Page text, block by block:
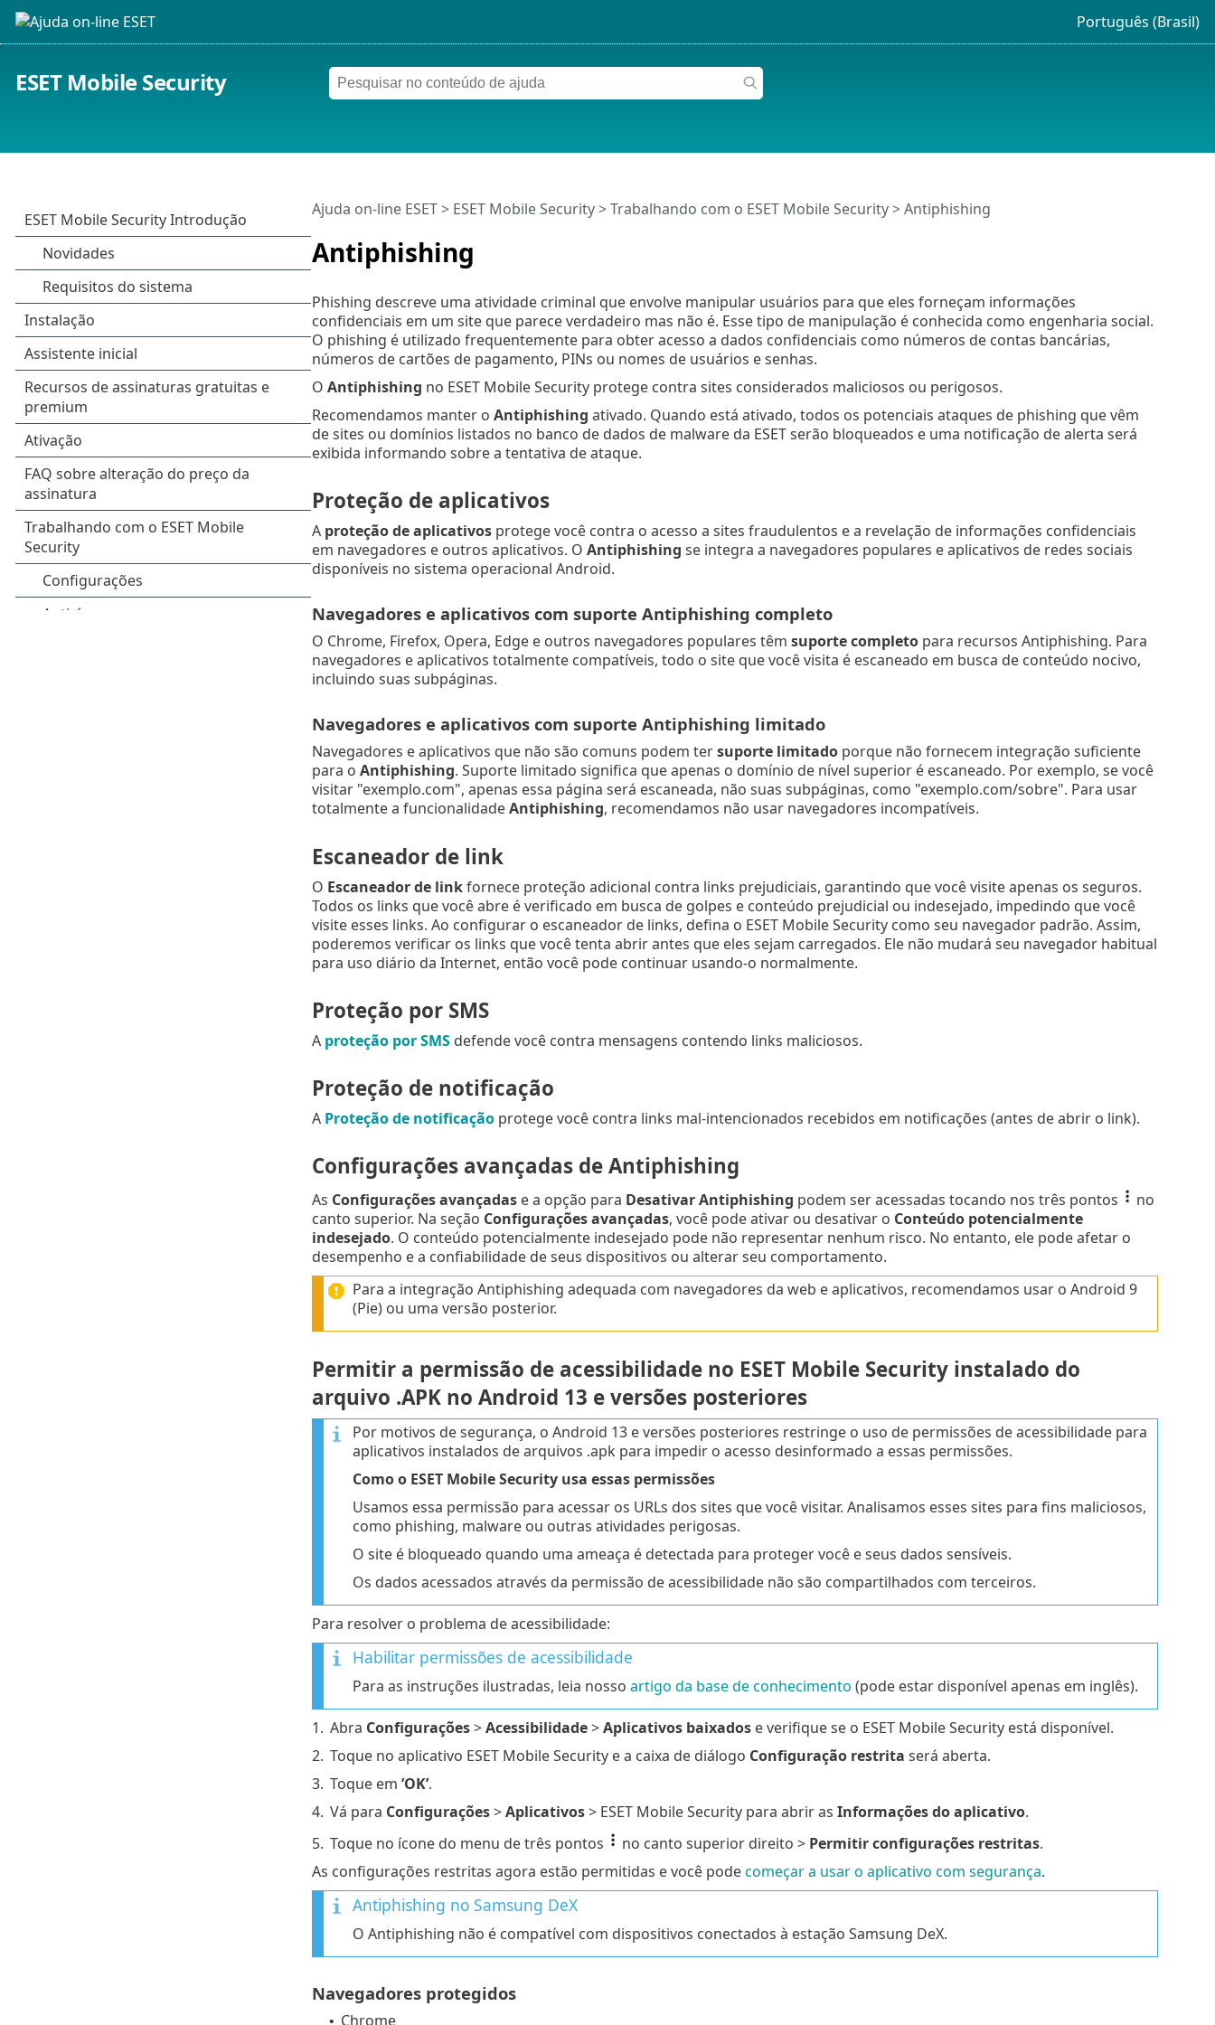
Português (Brasil)
ESET Mobile Security
Antiphishing
Ajuda on-line ESET> ESET Mobile Security>Trabalhando com o ESET Mobile Security > Antiphishing
Phishing descreve uma atividade criminal que envolve manipular usuários para que eles forneçam informações
confidenciais em um site que parece verdadeiro mas não é. Esse tipo de manipulação é conhecida como engenharia social.
O phishing é utilizado frequentemente para obter acesso a dados confidenciais como números de contas bancárias,
números de cartões de pagamento, PINs ou nomes de usuários e senhas.
O Antiphishing no ESET Mobile Security protege contra sites considerados maliciosos ou perigosos.
Recomendamos manter o Antiphishing ativado. Quando está ativado, todos os potenciais ataques de phishing que vêm
de sites ou domínios listados no banco de dados de malware da ESET serão bloqueados e uma notificação de alerta será
exibida informando sobre a tentativa de ataque.
Proteção de aplicativos
A proteção de aplicativosprotege você contra o acesso a sites fraudulentos e a revelação de informações confidenciais
em navegadores e outros aplicativos. O Antiphishing se integra a navegadores populares e aplicativos de redes sociais
disponíveis no sistema operacional Android.
Navegadores e aplicativos com suporte Antiphishing completo
O Chrome, Firefox, Opera, Edge e outros navegadores populares têm suporte completopara recursos Antiphishing. Para
navegadores e aplicativos totalmente compatíveis, todo o site que você visita é escaneado em busca de conteúdo nocivo,
incluindo suas subpáginas.
Navegadores e aplicativos com suporte Antiphishing limitado
Navegadores e aplicativos que não são comuns podem tersuporte limitadoporque não fornecem integração suficiente
para o Antiphishing. Suporte limitado significa que apenas o domínio de nível superior é escaneado. Por exemplo, se você
visitar "exemplo.com", apenas essa página será escaneada, não suas subpáginas, como "exemplo.com/sobre". Para usar
totalmente a funcionalidadeAntiphishing, recomendamos não usar navegadores incompatíveis.
Escaneador de link
O Escaneador de linkfornece proteção adicional contra links prejudiciais, garantindo que você visite apenas os seguros.
Todos os links que você abre é verificado em busca de golpes e conteúdo prejudicial ou indesejado, impedindo que você
visite esses links. Ao configurar o escaneador de links, defina o ESET Mobile Security como seu navegador padrão. Assim,
poderemos verificar os links que você tenta abrir antes que eles sejam carregados. Ele não mudará seu navegador habitual
para uso diário da Internet, então você pode continuar usando-o normalmente.
Proteção por SMS
A proteção por SMSdefende você contra mensagens contendo links maliciosos.
Proteção de notificação
A Proteção de notificaçãoprotege você contra links mal-intencionados recebidos em notificações (antes de abrir o link).
Configurações avançadas de Antiphishing
As Configurações avançadase a opção para Desativar Antiphishing podem ser acessadas tocando nos três pontos
no
canto superior. Na seção Configurações avançadas, você pode ativar ou desativar o Conteúdo potencialmente
indesejado. O conteúdo potencialmente indesejado pode não representar nenhum risco. No entanto, ele pode afetar o
desempenho e a confiabilidade de seus dispositivos ou alterar seu comportamento.
Para a integração Antiphishing adequada com navegadores da web e aplicativos, recomendamos usar o Android 9
(Pie) ou uma versão posterior.
Permitir a permissão de acessibilidade no ESET Mobile Security instalado do
arquivo .APK no Android 13 e versões posteriores
Por motivos de segurança, o Android 13 e versões posteriores restringe o uso de permissões de acessibilidade para
aplicativos instalados de arquivos .apk para impedir o acesso desinformado a essas permissões.
Como o ESET Mobile Security usa essas permissões
Usamos essa permissão para acessar os URLs dos sites que você visitar. Analisamos esses sites para fins maliciosos,
como phishing, malware ou outras atividades perigosas.
O site é bloqueado quando uma ameaça é detectada para proteger você e seus dados sensíveis.
Os dados acessados através da permissão de acessibilidade não são compartilhados com terceiros.
Para resolver o problema de acessibilidade:
Habilitar permissões de acessibilidade
Para as instruções ilustradas, leia nosso artigo da base de conhecimento (pode estar disponível apenas em inglês).
1. Abra Configurações>Acessibilidade>Aplicativos baixadose verifique se o ESET Mobile Security está disponível.
2. Toque no aplicativo ESET Mobile Security e a caixa de diálogo Configuração restrita será aberta.
3. Toque em ’OK’.
4. Vá para Configurações>Aplicativos> ESET Mobile Security para abrir as Informações do aplicativo.
5. Toque no ícone do menu de três pontos no canto superior direito > Permitir configurações restritas.
As configurações restritas agora estão permitidas e você podecomeçar a usar o aplicativo com segurança.
Antiphishing no Samsung DeX
O Antiphishing não é compatível com dispositivos conectados à estação Samsung DeX.
Navegadores protegidos
• Chrome